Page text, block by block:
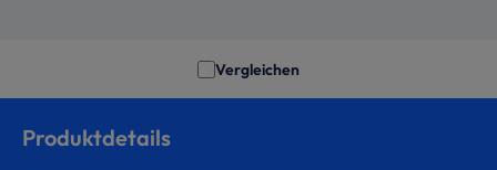
Vergleichen
Produktdetails